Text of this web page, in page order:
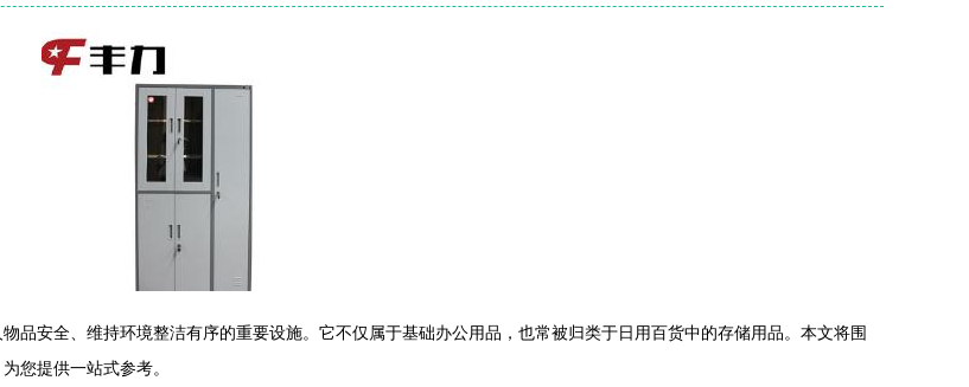
品安全、维持环境整洁有序的重要设施。它不仅属于基础办公用品，也常被归类于日用百货中的存储用品。本文将围
您提供一站式参考。